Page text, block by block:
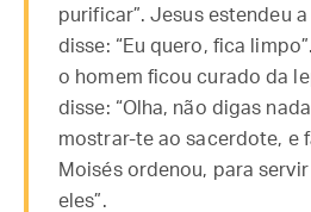
purificar”. Jesus estendeu
disse: “Eu quero, fica
o homem ficou curado da
disse: “Olha, não digas
mostrar-te ao sacerdote, e
Moisés ordenou, para
eles”.